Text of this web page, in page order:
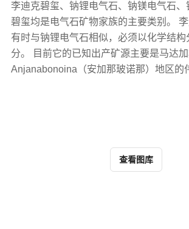
李迪克碧玺、钠锂电气石、钠镁电气石、
碧玺均是电气石矿物家族的主要类别。
有时与钠锂电气石相似，必须以化学结构
分。 目前它的已知出产矿源主要是马达
Anjanabonoina（安加那玻诺那）地区的
查看图库